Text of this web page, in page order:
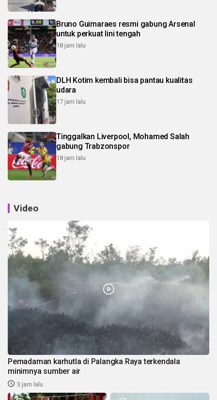
Bruno Guimaraes resmi gabung Arsenal
untuk perkuat lini tengah
18 jam lalu
DLH Kotim kembali bisa pantau kualitas
udara
17 jam lalu
Tinggalkan Liverpool, Mohamed Salah
gabung Trabzonspor
18 jam lalu
Video
Pemadaman karhutla di Palangka Raya terkendala
minimnya sumber air
3 jam lalu